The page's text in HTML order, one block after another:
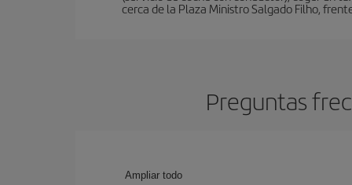
cerca de la Plaza Ministro Salgado Filho,
Preguntas
Ampliar todo